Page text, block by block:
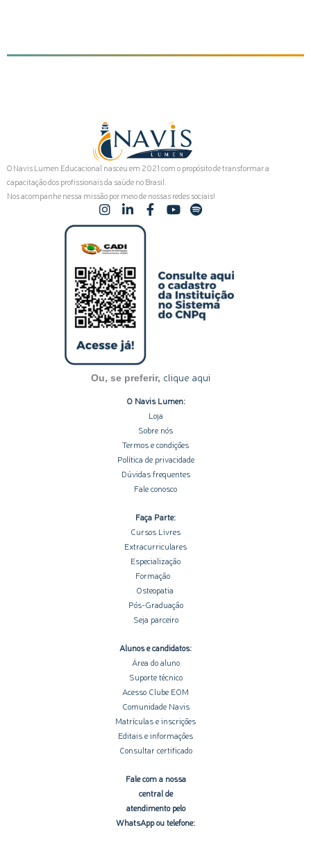
O Navis Lumen Educacional nasceu em 2021 com o propósito de transformar a
capacitação dos profissionais da saúde no Brasil.
Nos acompanhe nessa missão por meio de nossas redes sociais!
I
n
t
a
g
r
a
m
L
i
k
e
d
i
n
-
i
n
F
a
Y
b
e
S
p
f
y
Ou, se preferir, clique aqui
O Navis Lumen:
Loja
Sobre nós
Termos e condições
Política de privacidade
Dúvidas frequentes
Fale conosco
Faça Parte:
Cursos Livres
Extracurriculares
Especialização
Formação
Osteopatia
Pós-Graduação
Seja parceiro
Alunos e candidatos:
Área do aluno
Suporte técnico
Acesso Clube EOM
Comunidade Navis
Matrículas e inscrições
Editais e informações
Consultar certificado
Fale com a nossa
central de
atendimento pelo
WhatsApp ou telefone: